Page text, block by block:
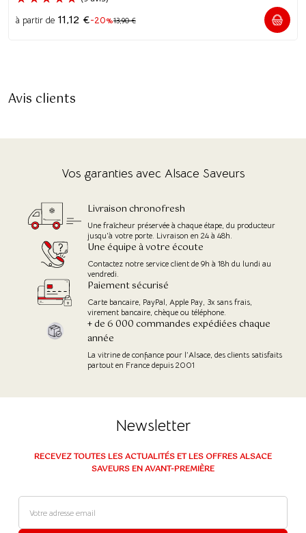
(9 avis)
-20%13,90€
à partir de 11,12 €
Avis clients
Vos garanties avec Alsace Saveurs
Livraison chronofresh
Une fraîcheur préservée à chaque étape, du producteur
jusqu'à votre porte. Livraison en 24 à 48h.
Une équipe à votre écoute
Contactez notre service client de 9h à 18h du lundi au
vendredi.
Paiement sécurisé
Carte bancaire, PayPal, Apple Pay, 3x sans frais,
virement bancaire, chèque ou téléphone.
+ de 6 000 commandes expédiées chaque
année
La vitrine de confiance pour l’Alsace, des clients satisfaits
partout en France depuis 2001
Newsletter
RECEVEZ TOUTES LES ACTUALITÉS ET LES OFFRES ALSACE
SAVEURS EN AVANT-PREMIÈRE